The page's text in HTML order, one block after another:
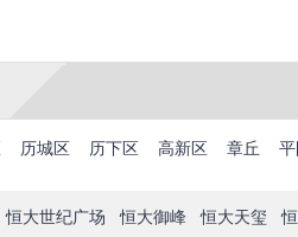
历城区 历下区 高新区 章丘 平
恒大世纪广场 恒大御峰 恒大天玺